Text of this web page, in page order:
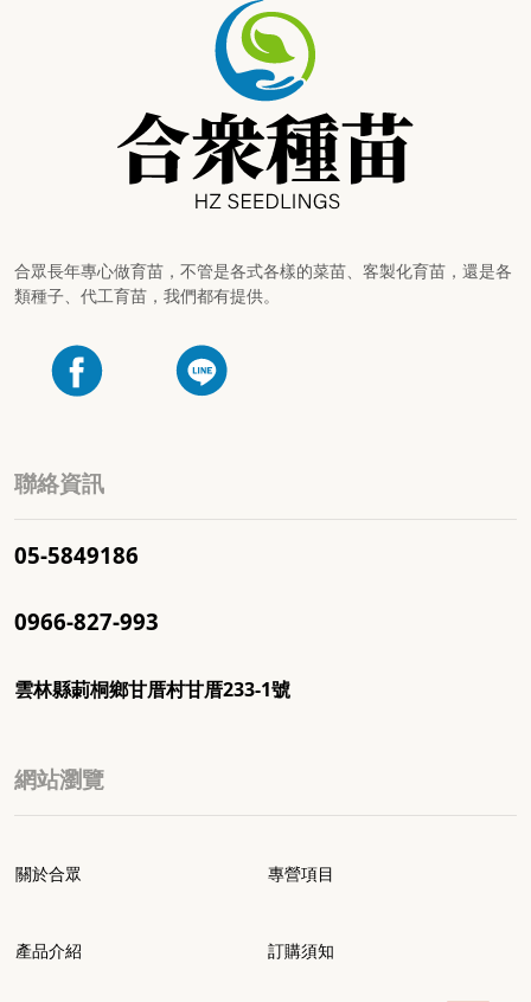
合眾長年專心做育苗，不管是各式各樣的菜苗、客製化育苗，還是各
類種子、代工育苗，我們都有提供。
聯絡資訊
05-5849186
0966-827-993
雲林縣莿桐鄉甘厝村甘厝233-1號
網站瀏覽
關於合眾 專營項目
產品介紹 訂購須知